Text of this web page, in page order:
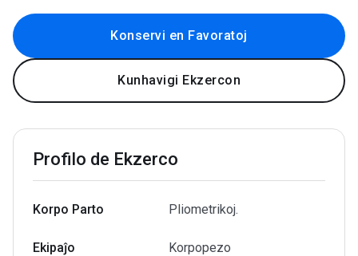
Konservi en Favoratoj
Kunhavigi Ekzercon
Profilo de Ekzerco
Korpo Parto Pliometrikoj.
Ekipaĵo Korpopezo